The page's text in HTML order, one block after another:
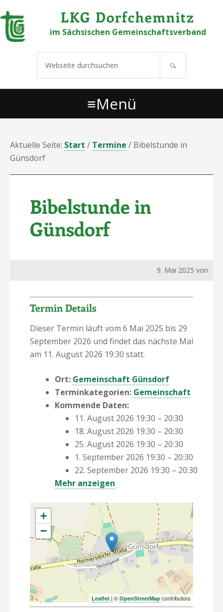
Links
überspringen
Zur Hauptnavigation springen
Zum Inhalt springen
Zur Hauptsidebar springen
Zu den Fußzeilenwidgets springen
LKG Dorfchemnitz
im Sächsischen Gemeinschaftsverband
durchsuchen
Menü
Aktuelle Seite: Start / Termine / Bibelstunde in
Günsdorf
Bibelstunde in
Günsdorf
9. Mai 2025 von
Termin Details
Dieser Termin läuft vom 6 Mai 2025 bis 29
September 2026 und findet das nächste Mal
am 11. August 2026 19:30 statt.
Ort: Gemeinschaft Günsdorf
Terminkategorien: Gemeinschaft
Kommende Daten:
11. August 2026 19:30 – 20:30
18. August 2026 19:30 – 20:30
25. August 2026 19:30 – 20:30
1. September 2026 19:30 – 20:30
22. September 2026 19:30 – 20:30
Mehr anzeigen
+
−
Leaflet | © OpenStreetMap contributors